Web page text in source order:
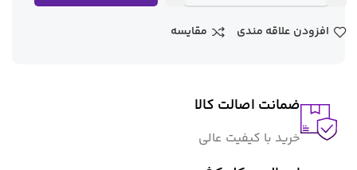
افزودن علاقه مندی مقایسه
ضمانت اصالت کالا
خرید با کیفیت عالی